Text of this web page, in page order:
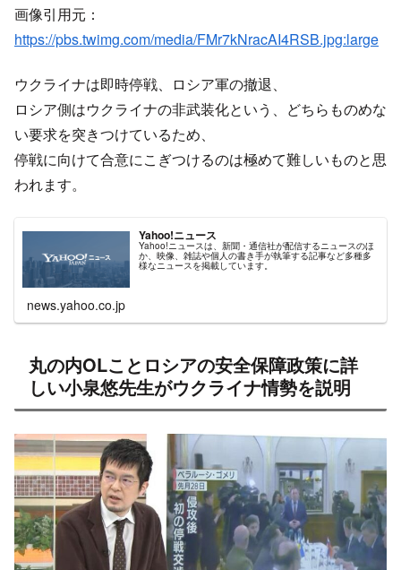
画像引用元：
https://pbs.twimg.com/media/FMr7kNracAI4RSB.jpg:large
ウクライナは即時停戦、ロシア軍の撤退、
ロシア側はウクライナの非武装化という、どちらものめな
い要求を突きつけているため、
停戦に向けて合意にこぎつけるのは極めて難しいものと思
われます。
Yahoo!ニュース
Yahoo!ニュースは、新聞・通信社が配信するニュースのほ
か、映像、雑誌や個人の書き手が執筆する記事など多種多
様なニュースを掲載しています。
news.yahoo.co.jp
丸の内OLことロシアの安全保障政策に詳
しい小泉悠先生がウクライナ情勢を説明